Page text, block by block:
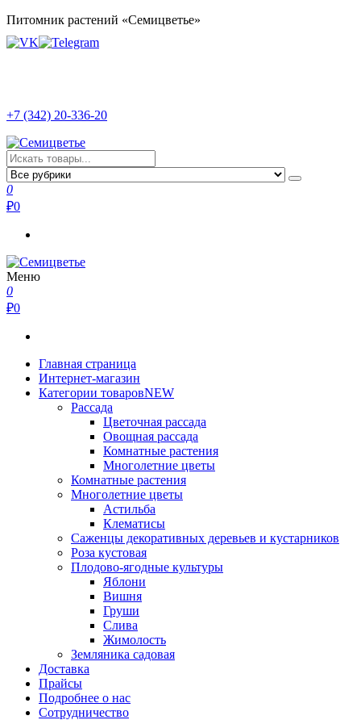
Перейти
к
содержимому
Питомник растений «Семицветье»
+7 (342) 20-336-20
Семицветье
Рассада в Перми | Тепличное хозяйство
0
₽0
Семицветье
Рассада в Перми | Тепличное хозяйство
Меню
0
₽0
Главная страница
Интернет-магазин
Категории товаровNEW
Рассада
Цветочная рассада
Овощная рассада
Комнатные растения
Многолетние цветы
Комнатные растения
Многолетние цветы
Астильба
Клематисы
Саженцы декоративных деревьев и кустарников
Роза кустовая
Плодово-ягодные культуры
Яблони
Вишня
Груши
Слива
Жимолость
Земляника садовая
Доставка
Прайсы
Подробнее о нас
Сотрудничество